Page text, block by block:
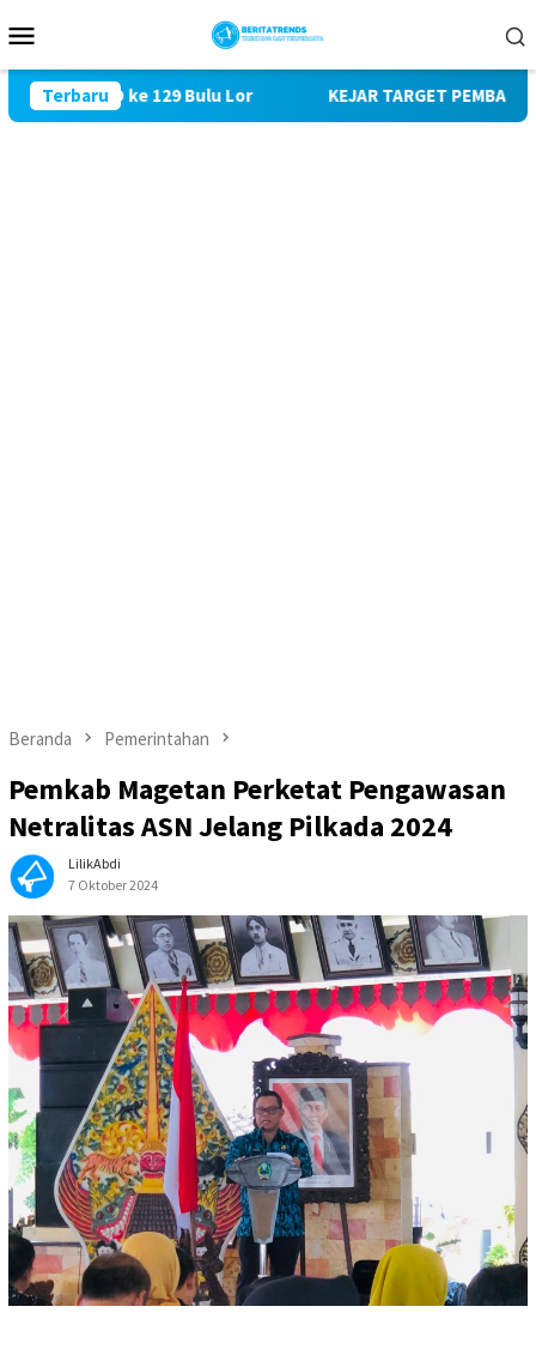
ke
Mobile
Terbaru
ke 129 Bulu Lor KEJAR TARGET PEMBANGUNAN
Beranda Pemerintahan
Pemkab Magetan Perketat Pengawasan
Netralitas ASN Jelang Pilkada 2024
LilikAbdi
7 Oktober 2024